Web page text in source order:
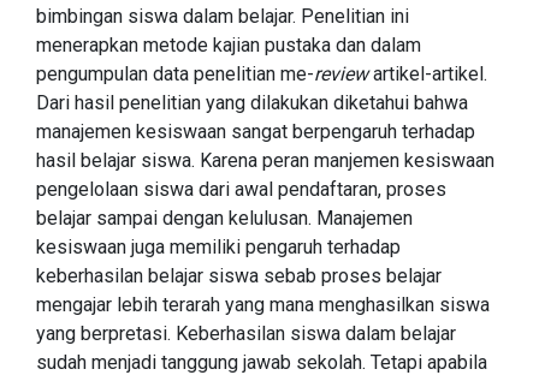
bimbingan siswa dalam belajar. Penelitian ini
menerapkan metode kajian pustaka dan dalam
pengumpulan data penelitian me-reviewartikel-artikel.
Dari hasil penelitian yang dilakukan diketahui bahwa
manajemen kesiswaan sangat berpengaruh terhadap
hasil belajar siswa. Karena peran manjemen kesiswaan
pengelolaan siswa dari awal pendaftaran, proses
belajar sampai dengan kelulusan. Manajemen
kesiswaan juga memiliki pengaruh terhadap
keberhasilan belajar siswa sebab proses belajar
mengajar lebih terarah yang mana menghasilkan siswa
yang berpretasi. Keberhasilan siswa dalam belajar
sudah menjadi tanggung jawab sekolah. Tetapi apabila